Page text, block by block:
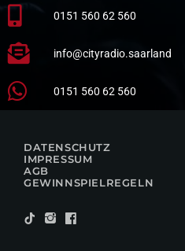
0151 560 62 560
info@cityradio.saarland
0151 560 62 560
DATENSCHUTZ
IMPRESSUM
AGB
GEWINNSPIELREGELN